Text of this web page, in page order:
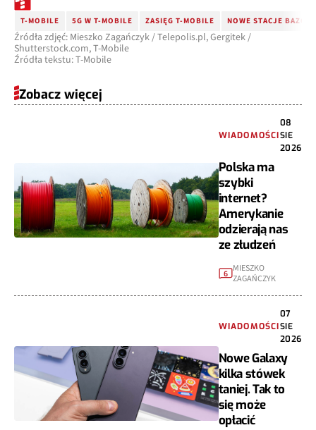
T-MOBILE 5G W T-MOBILE ZASIĘG T-MOBILE NOWE STACJE
Źródła zdjęć: Mieszko Zagańczyk / Telepolis.pl, Gergitek /
Shutterstock.com, T-Mobile
Źródła tekstu: T-Mobile
Zobacz więcej
WIADOMOŚCI
08
SIE
2026
Polska ma
szybki
internet?
Amerykanie
odzierają nas
ze złudzeń
6 MIESZKO
ZAGAŃCZYK
WIADOMOŚCI
07
SIE
2026
Nowe Galaxy
kilka stówek
taniej. Tak to
się może
opłacić